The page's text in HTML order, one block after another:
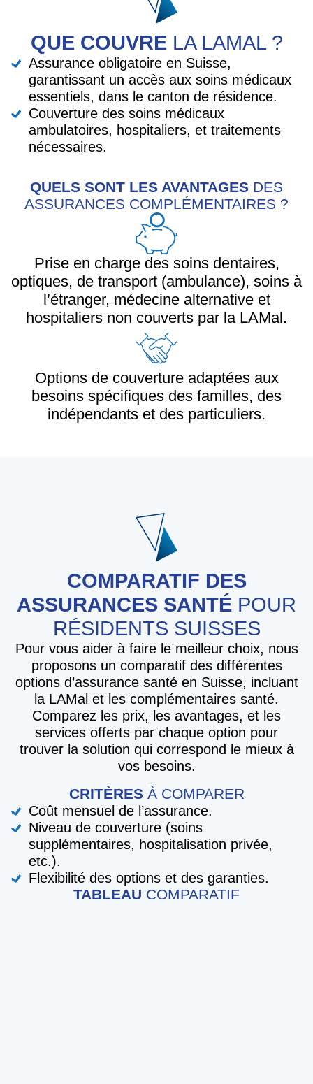
QUE COUVRELA LAMAL ?
Assurance obligatoire en Suisse,
garantissant un accès aux soins médicaux
essentiels, dans le canton de résidence.
Couverture des soins médicaux
ambulatoires, hospitaliers, et traitements
nécessaires.
QUELS SONT LES AVANTAGES DES
ASSURANCES COMPLÉMENTAIRES ?
Prise en charge des soins dentaires,
optiques, de transport (ambulance), soins à
l’étranger, médecine alternative et
hospitaliers non couverts par la LAMal.
Options de couverture adaptées aux
besoins spécifiques des familles, des
indépendants et des particuliers.
COMPARATIF DES
ASSURANCES SANTÉ POUR
RÉSIDENTS SUISSES
Pour vous aider à faire le meilleur choix, nous
proposons un comparatif des différentes
options d’assurance santé en Suisse, incluant
la LAMal et les complémentaires santé.
Comparez les prix, les avantages, et les
services offerts par chaque option pour
trouver la solution qui correspond le mieux à
vos besoins.
CRITÈRESÀ COMPARER
Coût mensuel de l’assurance.
Niveau de couverture (soins
supplémentaires, hospitalisation privée,
etc.).
Flexibilité des options et des garanties.
TABLEAU COMPARATIF